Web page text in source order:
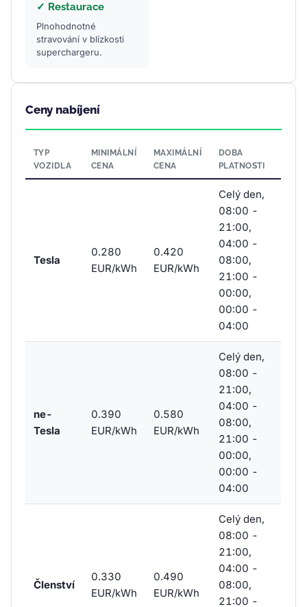
✓ Restaurace
Plnohodnotné
stravování v blízkosti
superchargeru.
Ceny nabíjení
TYP
VOZIDLA
MINIMÁLNÍ
CENA
MAXIMÁLNÍ
CENA
DOBA
PLATNOSTI
Tesla
0.280
EUR/kWh
0.420
EUR/kWh
Celý den,
08:00 -
21:00,
04:00 -
08:00,
21:00 -
00:00,
00:00 -
04:00
ne-
Tesla
0.390
EUR/kWh
0.580
EUR/kWh
Celý den,
08:00 -
21:00,
04:00 -
08:00,
21:00 -
00:00,
00:00 -
04:00
Členství
0.330
EUR/kWh
0.490
EUR/kWh
Celý den,
08:00 -
21:00,
04:00 -
08:00,
21:00 -